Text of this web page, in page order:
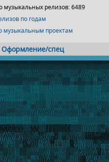
музыкальных релизов: 6489
по годам
музыкальным проектам
Оформление/спец